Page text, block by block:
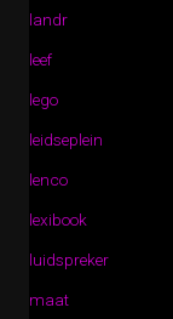
landr
leef
lego
leidseplein
lenco
lexibook
luidspreker
maat